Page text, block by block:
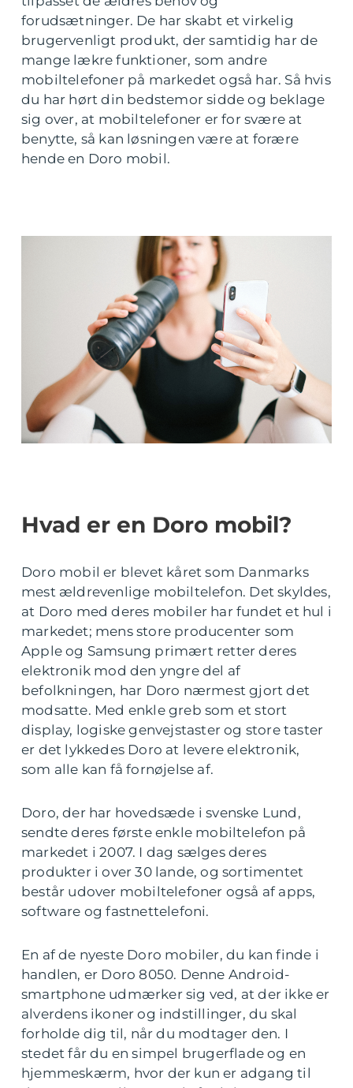
forudsætninger. De har skabt et virkelig
brugervenligt produkt, der samtidig har de
mange lækre funktioner, som andre
mobiltelefoner på markedet også har. Så hvis
du har hørt din bedstemor sidde og beklage
sig over, at mobiltelefoner er for svære at
benytte, så kan løsningen være at forære
hende en Doro mobil.
Hvad er en Doro mobil?
Doro mobil er blevet kåret som Danmarks
mest ældrevenlige mobiltelefon. Det skyldes,
at Doro med deres mobiler har fundet et hul i
markedet; mens store producenter som
Apple og Samsung primært retter deres
elektronik mod den yngre del af
befolkningen, har Doro nærmest gjort det
modsatte. Med enkle greb som et stort
display, logiske genvejstaster og store taster
er det lykkedes Doro at levere elektronik,
som alle kan få fornøjelse af.
Doro, der har hovedsæde i svenske Lund,
sendte deres første enkle mobiltelefon på
markedet i 2007. I dag sælges deres
produkter i over 30 lande, og sortimentet
består udover mobiltelefoner også af apps,
software og fastnettelefoni.
En af de nyeste Doro mobiler, du kan finde i
handlen, er Doro 8050. Denne Android-
smartphone udmærker sig ved, at der ikke er
alverdens ikoner og indstillinger, du skal
forholde dig til, når du modtager den. I
stedet får du en simpel brugerflade og en
hjemmeskærm, hvor der kun er adgang til